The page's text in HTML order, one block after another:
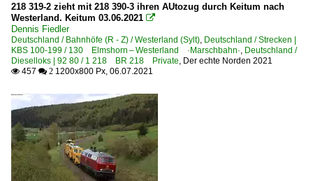
218 319-2 zieht mit 218 390-3 ihren AUtozug durch Keitum nach
Westerland. Keitum 03.06.2021 
Dennis Fiedler
Deutschland / Bahnhöfe (R - Z) / Westerland (Sylt), Deutschland / Strecken |
KBS 100-199 / 130 Elmshorn – Westerland ·Marschbahn·, Deutschland /
Dieselloks | 92 80 / 1 218 BR 218 Private, Der echte Norden 2021
 457  2 1200x800 Px, 06.07.2021